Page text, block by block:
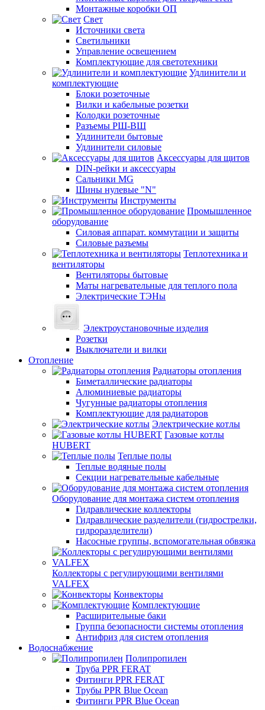
Монтажные коробки ОП
Свет
Источники света
Светильники
Управление освещением
Комплектующие для светотехники
Удлинители и
комплектующие
Блоки розеточные
Вилки и кабельные розетки
Колодки розеточные
Разъемы РШ-ВШ
Удлинители бытовые
Удлинители силовые
Аксессуары для щитов
DIN-рейки и аксессуары
Сальники MG
Шины нулевые "N"
Инструменты
Промышленное
оборудование
Силовая аппарат. коммутации и защиты
Силовые разъемы
Теплотехника и
вентиляторы
Вентиляторы бытовые
Маты нагревательные для теплого пола
Электрические ТЭНы
Электроустановочные изделия
Розетки
Выключатели и вилки
Отопление
Радиаторы отопления
Биметаллические радиаторы
Алюминиевые радиаторы
Чугунные радиаторы отопления
Комплектующие для радиаторов
Электрические котлы
Газовые котлы
HUBERT
Теплые полы
Теплые водяные полы
Секции нагревательные кабельные
Оборудование для монтажа систем отопления
Гидравлические коллекторы
Гидравлические разделители (гидрострелки,
гидроразделители)
Насосные группы, вспомогательная обвязка
Коллекторы с регулирующими вентилями
VALFEX
Конвекторы
Комплектующие
Расширительные баки
Группа безопасности системы отопления
Антифриз для систем отопления
Водоснабжение
Полипропилен
Труба PPR FERAT
Фитинги PPR FERAT
Трубы PPR Blue Ocean
Фитинги PPR Blue Ocean